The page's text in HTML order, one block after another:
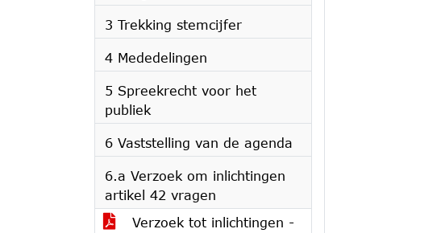
3 Trekking stemcijfer
4 Mededelingen
5 Spreekrecht voor het
publiek
6 Vaststelling van de agenda
6.a Verzoek om inlichtingen
artikel 42 vragen
Verzoek tot inlichtingen -